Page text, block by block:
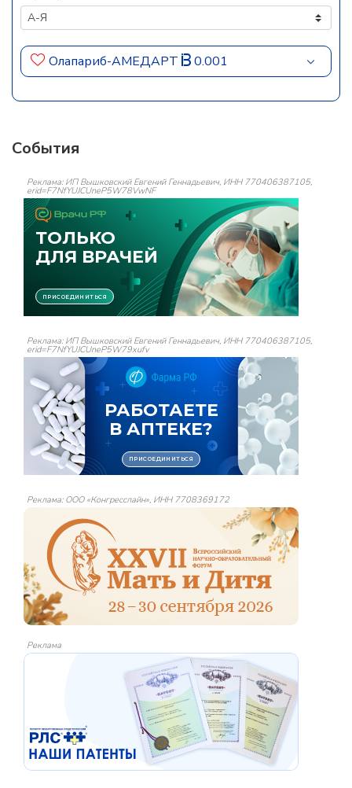
Олапариб-АМЕДАРТ 0.001
События
Реклама: ИП Вышковский Евгений Геннадьевич, ИНН 770406387105,
erid=F7NfYUJCUneP5W78VwNF
Реклама: ИП Вышковский Евгений Геннадьевич, ИНН 770406387105,
erid=F7NfYUJCUneP5W79xufv
Реклама: ООО «Конгресслайн», ИНН 7708369172
Реклама